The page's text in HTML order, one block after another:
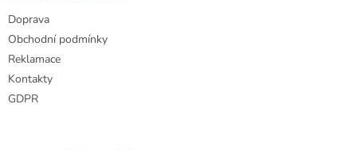
Doprava
Obchodní podmínky
Reklamace
Kontakty
GDPR